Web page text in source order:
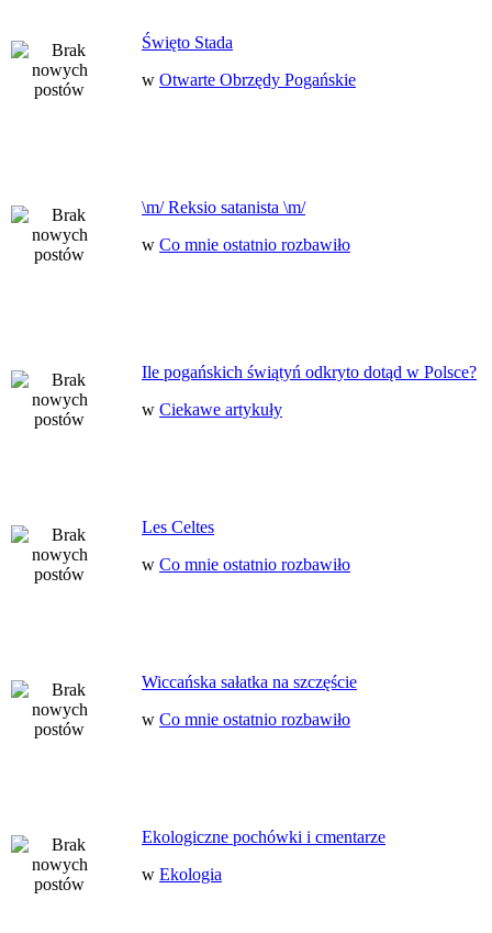
Święto Stada
w Otwarte Obrzędy Pogańskie
\m/ Reksio satanista \m/
w Co mnie ostatnio rozbawiło
Ile pogańskich świątyń odkryto dotąd w Polsce?
w Ciekawe artykuły
Les Celtes
w Co mnie ostatnio rozbawiło
Wiccańska sałatka na szczęście
w Co mnie ostatnio rozbawiło
Ekologiczne pochówki i cmentarze
w Ekologia